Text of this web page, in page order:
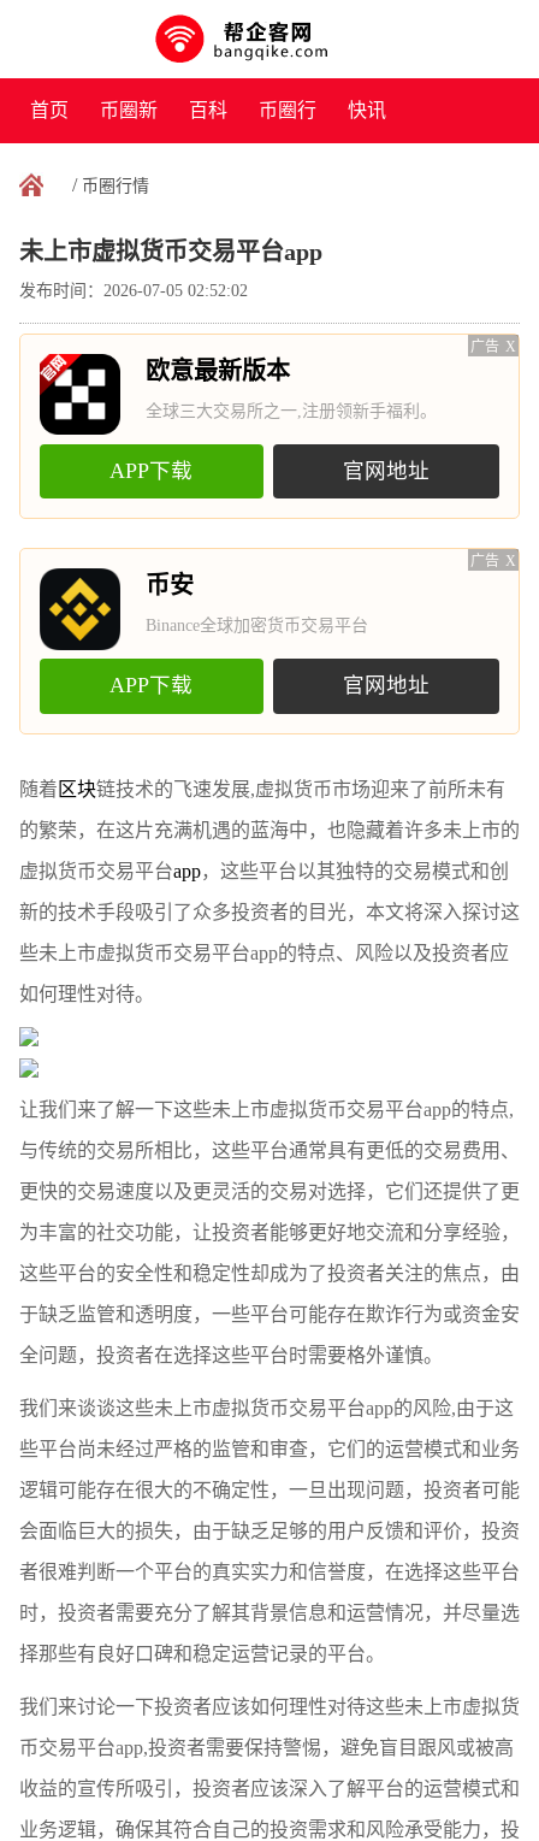
首页 币圈新
闻
百科 币圈行 快讯
/ 币圈行情
未上市虚拟货币交易平台app
发布时间：2026-07-05 02:52:02
广告 X
欧意最新版本
全球三大交易所之一,注册领新手福利。
APP下载 官网地址
广告 X
币安
Binance全球加密货币交易平台
APP下载 官网地址
随着 区块链技术的飞速发展,虚拟货币市场迎来了前所未有
的繁荣，在这片充满机遇的蓝海中，也隐藏着许多未上市的
虚拟货币交易平台app，这些平台以其独特的交易模式和创
新的技术手段吸引了众多投资者的目光，本文将深入探讨这
些未上市虚拟货币交易平台app的特点、风险以及投资者应
如何理性对待。
让我们来了解一下这些未上市虚拟货币交易平台app的特点,
与传统的交易所相比，这些平台通常具有更低的交易费用、
更快的交易速度以及更灵活的交易对选择，它们还提供了更
为丰富的社交功能，让投资者能够更好地交流和分享经验，
这些平台的安全性和稳定性却成为了投资者关注的焦点，由
于缺乏监管和透明度，一些平台可能存在欺诈行为或资金安
全问题，投资者在选择这些平台时需要格外谨慎。
我们来谈谈这些未上市虚拟货币交易平台app的风险,由于这
些平台尚未经过严格的监管和审查，它们的运营模式和业务
逻辑可能存在很大的不确定性，一旦出现问题，投资者可能
会面临巨大的损失，由于缺乏足够的用户反馈和评价，投资
者很难判断一个平台的真实实力和信誉度，在选择这些平台
时，投资者需要充分了解其背景信息和运营情况，并尽量选
择那些有良好口碑和稳定运营记录的平台。
我们来讨论一下投资者应该如何理性对待这些未上市虚拟货
币交易平台app,投资者需要保持警惕，避免盲目跟风或被高
收益的宣传所吸引，投资者应该深入了解平台的运营模式和
业务逻辑，确保其符合自己的投资需求和风险承受能力，投